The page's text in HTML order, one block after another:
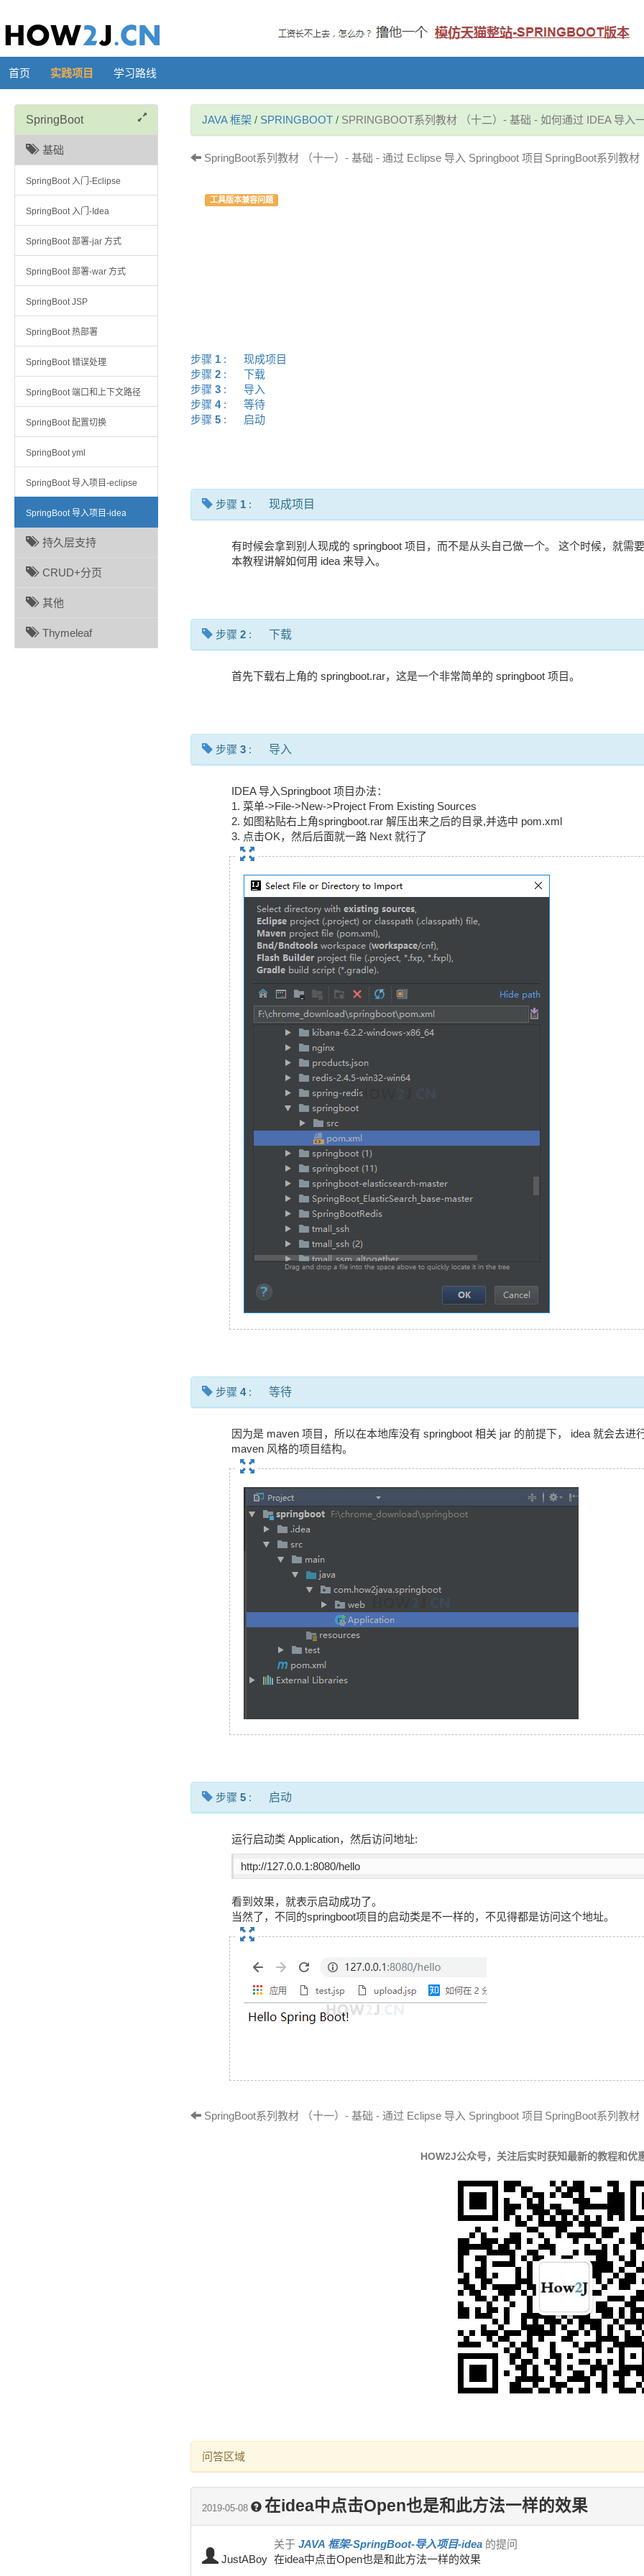
首页 实践项目 学习路线
SpringBoot
基础
SpringBoot 入门-Eclipse
SpringBoot 入门-Idea
SpringBoot 部署-jar 方式
SpringBoot 部署-war 方式
SpringBoot JSP
SpringBoot 热部署
SpringBoot 错误处理
SpringBoot 端口和上下文路径
SpringBoot 配置切换
SpringBoot yml
SpringBoot 导入项目-eclipse
SpringBoot 导入项目-idea
持久层支持
CRUD+分页
其他
Thymeleaf
JAVA 框架 / SPRINGBOOT / SPRINGBOOT系列教材 （十二）- 基础 - 如何通过 IDEA 导入
SpringBoot系列教材 （十一）- 基础 - 通过 Eclipse 导入 Springboot 项目 SpringBoot系列教
工具版本兼容问题
步骤 1 :
现成项目
步骤 2 :
下载
步骤 3 :
导入
步骤 4:
等待
步骤 5 : 启动
步骤 1 : 现成项目
有时候会拿到别人现成的 springboot 项目，而不是从头自己做一个。 这个时候，就需
本教程讲解如何用 idea 来导入。
步骤 2 : 下载
首先下载右上角的 springboot.rar，这是一个非常简单的 springboot 项目。
步骤 3 : 导入
IDEA 导入Springboot 项目办法：
1. 菜单->File->New->Project From Existing Sources
2. 如图粘贴右上角springboot.rar 解压出来之后的目录,并选中 pom.xml
3. 点击OK，然后后面就一路 Next 就行了
步骤 4: 等待
因为是 maven 项目，所以在本地库没有 springboot 相关 jar 的前提下， idea 就会去
maven 风格的项目结构。
步骤 5 : 启动
运行启动类 Application，然后访问地址:
http://127.0.0.1:8080/hello
看到效果，就表示启动成功了。
当然了，不同的springboot项目的启动类是不一样的，不见得都是访问这个地址。
SpringBoot系列教材 （十一）- 基础 - 通过 Eclipse 导入 Springboot 项目 SpringBoot系列教
HOW2J公众号，关注后实时获知最新的教程和优
问答区域
2019-05-08 在idea中点击Open也是和此方法一样的效果
JustABoy
关于 JAVA 框架-SpringBoot-导入项目-idea 的提问
在idea中点击Open也是和此方法一样的效果